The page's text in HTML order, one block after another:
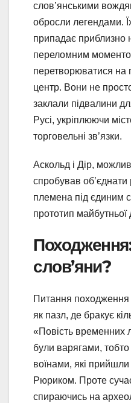
слов’янськими
обросли легендами.
припадає приблизно
переломним
перетворюватися на
центр. Вони не
заклали підвалини
Русі, укріплюючи
торговельні зв’язки.
Аскольд і Дір,
спробував об’єднати
племена під єдиним
прототип
слов’яни?
Питання
як пазл, де бракує
«Повість временних
були варягами,
воїнами, які прийшли
Рюриком. Проте
спираючись на